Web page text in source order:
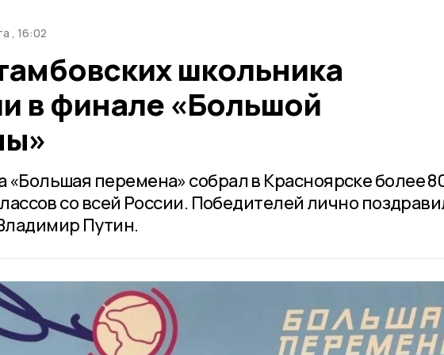
, 16:02
школьника
в финале «Большой
«Большая перемена» собрал в Красноярске более
со всей России. Победителей лично
Путин.